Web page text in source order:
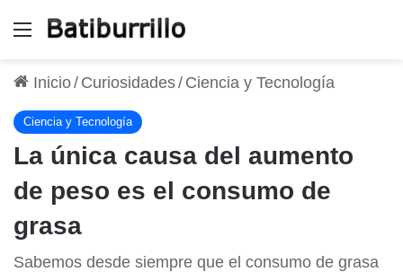
Menú
Inicio/ Curiosidades/ Ciencia y Tecnología
Ciencia y Tecnología
La única causa del aumento
de peso es el consumo de
grasa
Sabemos desde siempre que el consumo de grasa